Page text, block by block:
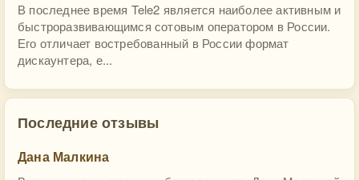
В последнее время Tele2 является наиболее активным и
быстроразвивающимся сотовым оператором в России.
Его отличает востребованный в России формат
дискаунтера, е...
Последние отзывы
Дана Малкина